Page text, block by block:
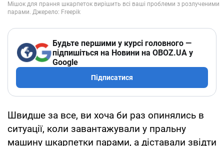
Будьте першими у курсі головного —
підпишіться на Новини на OBOZ.UA у
Google
Підписатися
Швидше за все, ви хоча би раз опинялись в
ситуації, коли завантажували у пральну
машину шкарпетки парами, а діставали звідти